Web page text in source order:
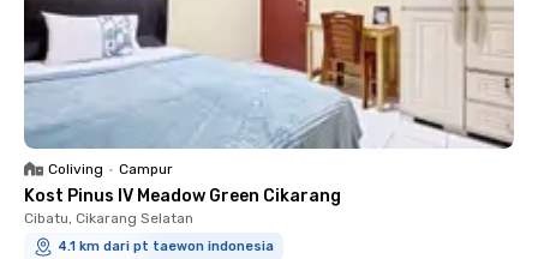
Coliving • Campur
Kost Pinus IV Meadow Green Cikarang
Cibatu, Cikarang Selatan
4.1 km dari pt taewon indonesia